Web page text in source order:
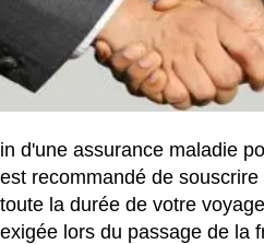
in d'une assurance maladie
est recommandé de
toute la durée de votre
exigée lors du passage de la